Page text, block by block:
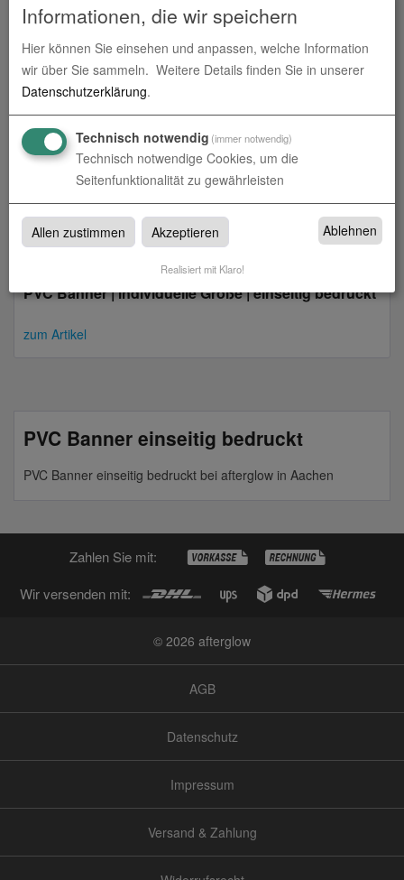
Produkte inPVC Banner einseitig
bedruckt
PVC Banner | individuelle Größe | einseitig bedruckt
zum Artikel
PVC Banner einseitig bedruckt
PVC Banner einseitig bedruckt bei afterglow in Aachen
Zahlen Sie mit:
Wir versenden mit:
© 2026 afterglow
AGB
Datenschutz
Impressum
Versand & Zahlung
Informationen, die wir speichern
Hier können Sie einsehen und anpassen, welche Information
wir über Sie sammeln. Weitere Details finden Sie in unserer
Datenschutzerklärung.
Technisch notwendig (immer notwendig)
Technisch notwendige Cookies, um die
Seitenfunktionalität zu gewährleisten
Allen zustimmen Akzeptieren Ablehnen
Realisiert mit Klaro!